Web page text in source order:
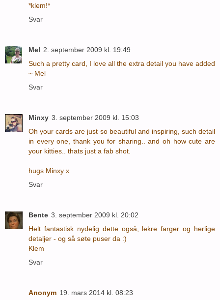
*klem!*
Svar
Mel 2. september 2009 kl. 19:49
Such a pretty card, I love all the extra detail you have added
~ Mel
Svar
Minxy 3. september 2009 kl. 15:03
Oh your cards are just so beautiful and inspiring, such detail
in every one, thank you for sharing.. and oh how cute are
your kitties.. thats just a fab shot.
hugs Minxy x
Svar
Bente 3. september 2009 kl. 20:02
Helt fantastisk nydelig dette også, lekre farger og herlige
detaljer - og så søte puser da :)
Klem
Svar
Anonym 19. mars 2014 kl. 08:23